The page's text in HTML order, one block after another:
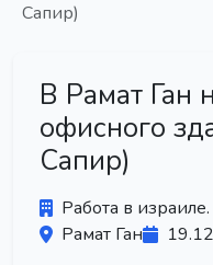
Сапир)
В Рамат Ган
офисного
Сапир)
Работа в
Рамат Ган